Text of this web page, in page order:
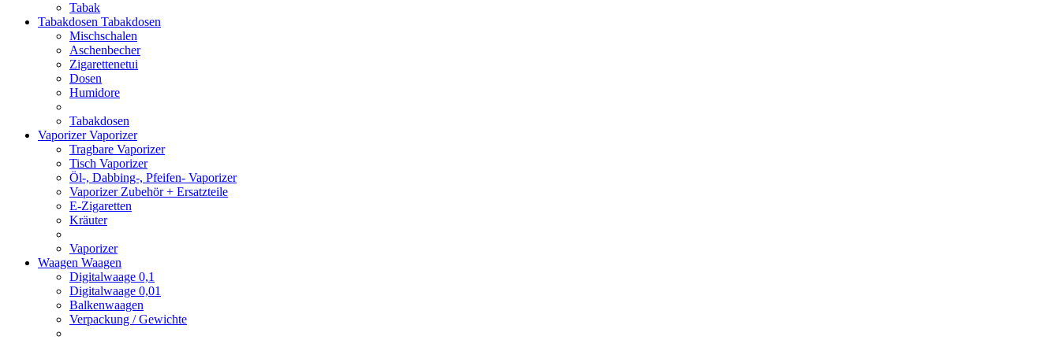
Tabak
Tabakdosen Tabakdosen
Mischschalen
Aschenbecher
Zigarettenetui
Dosen
Humidore
Tabakdosen
VaporizerVaporizer
Tragbare Vaporizer
Tisch Vaporizer
Öl-, Dabbing-, Pfeifen- Vaporizer
Vaporizer Zubehör + Ersatzteile
E-Zigaretten
Kräuter
Vaporizer
Waagen Waagen
Digitalwaage 0,1
Digitalwaage 0,01
Balkenwaagen
Verpackung / Gewichte